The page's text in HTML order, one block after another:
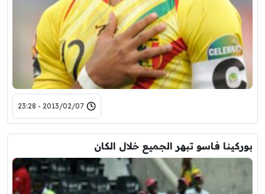
2013/02/07 - 23:28
بوركينا فاسو تبهر الجميع خلال الكان